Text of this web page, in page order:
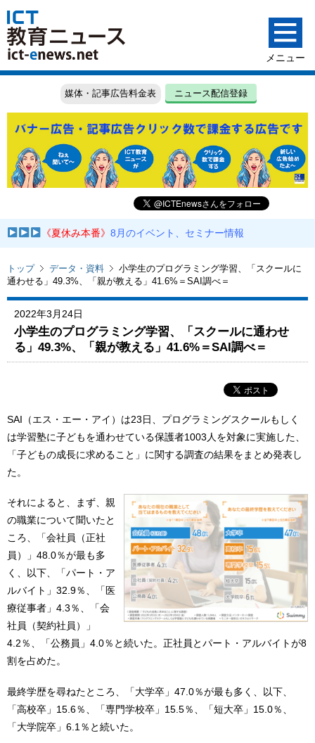
媒体・記事広告料金表 ニュース配信登録
《夏休み本番》8月のイベント、セミナー情報
トップ データ・資料
小学生のプログラミング学習、「スクールに
通わせる」49.3%、「親が教える」41.6%＝SAI調べ＝
2022年3月24日
小学生のプログラミング学習、「スクールに通わせ
る」49.3%、「親が教える」41.6%＝SAI調べ＝
SAI（エス・エー・アイ）は23日、プログラミングスクールもしく
は学習塾に子どもを通わせている保護者1003人を対象に実施した、
「子どもの成長に求めること」に関する調査の結果をまとめ発表し
た。
それによると、まず、親
の職業について聞いたと
ころ、「会社員（正社
員）」48.0％が最も多
く、以下、「パート・ア
ルバイト」32.9％、「医
療従事者」4.3％、「会
社員（契約社員）」
4.2％、「公務員」4.0％と続いた。正社員とパート・アルバイトが8
割を占めた。
最終学歴を尋ねたところ、「大学卒」47.0％が最も多く、以下、
「高校卒」15.6％、「専門学校卒」15.5％、「短大卒」15.0％、
「大学院卒」6.1％と続いた。